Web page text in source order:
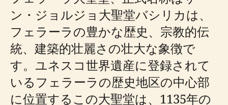
ン・ジョルジョ大聖堂バシリカは、
フェラーラの豊かな歴史、宗教的伝
統、建築的壮麗さの壮大な象徴で
す。ユネスコ世界遺産に登録されて
いるフェラーラの歴史地区の中心部
に位置するこの大聖堂は、1135年の